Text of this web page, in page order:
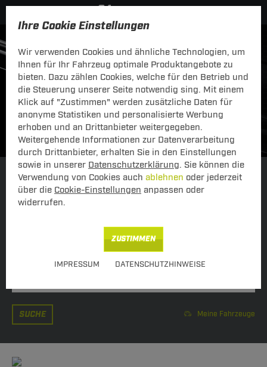
Ihre Cookie Einstellungen
Wir verwenden Cookies und ähnliche Technologien, um
Ihnen für Ihr Fahrzeug optimale Produktangebote zu
bieten. Dazu zählen Cookies, welche für den Betrieb und
die Steuerung unserer Seite notwendig sing. Mit einem
Klick auf "Zustimmen" werden zusätzliche Daten für
anonyme Statistiken und personalisierte Werbung
erhoben und an Drittanbieter weitergegeben.
Weitergehende Informationen zur Datenverarbeitung
durch Drittanbieter, erhalten Sie in den Einstellungen
sowie in unserer Datenschutzerklärung. Sie können die
Verwendung von Cookies auch ablehnen oder jederzeit
über die Cookie-Einstellungen anpassen oder
widerrufen.
IMPRESSUM DATENSCHUTZHINWEISE
ZUSTIMMEN
Einkaufen über Fahrzeug über Schlüsselnummer
SUCHE Meine Fahrzeuge